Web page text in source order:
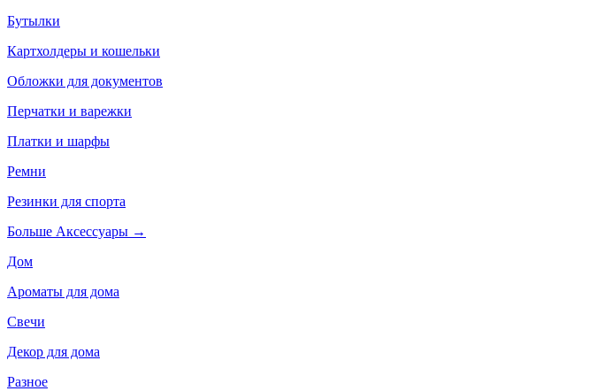
Бутылки
Картхолдеры и кошельки
Обложки для документов
Перчатки и варежки
Платки и шарфы
Ремни
Резинки для спорта
Больше Аксессуары →
Дом
Ароматы для дома
Свечи
Декор для дома
Разное